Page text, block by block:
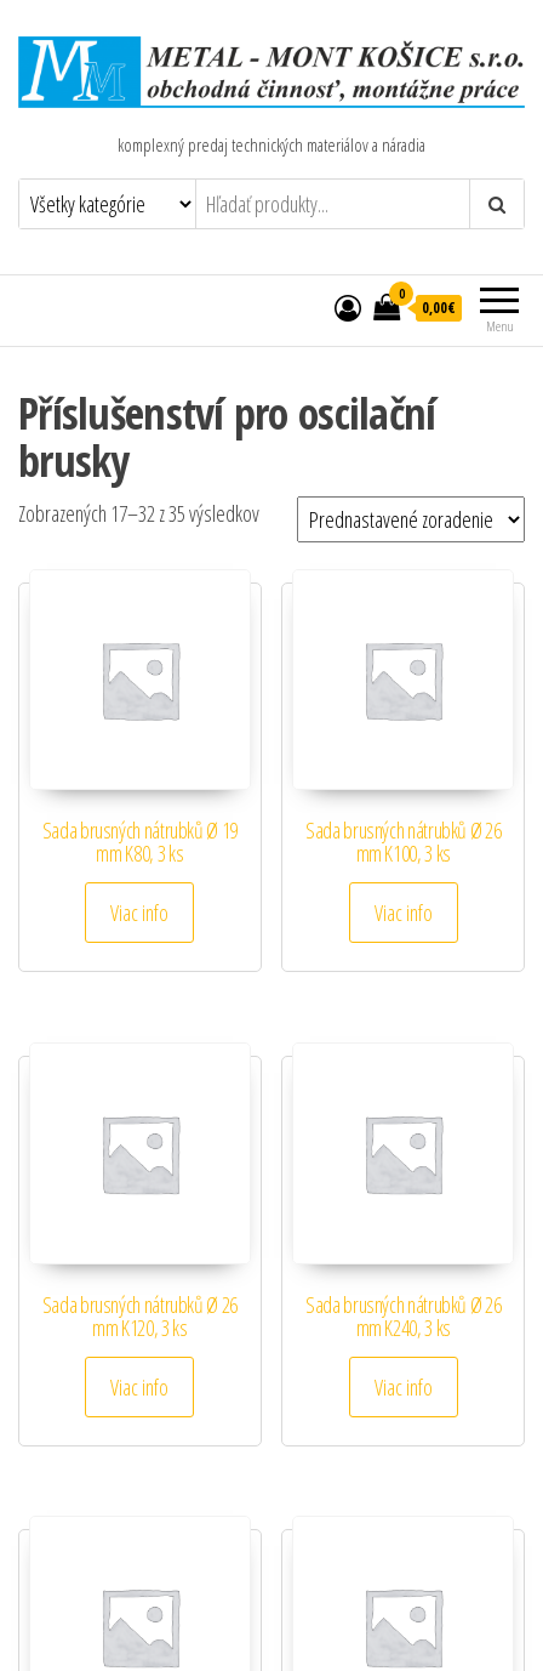
komplexný predaj technických materiálov a náradia
Menu
0
0,00€
Příslušenství pro oscilační
brusky
Zobrazených 17–32 z 35 výsledkov
Sada brusných nátrubků Ø 19
mm K80, 3 ks
Viac info
Sada brusných nátrubků Ø 26
mm K100, 3 ks
Viac info
Sada brusných nátrubků Ø 26
mm K120, 3 ks
Viac info
Sada brusných nátrubků Ø 26
mm K240, 3 ks
Viac info